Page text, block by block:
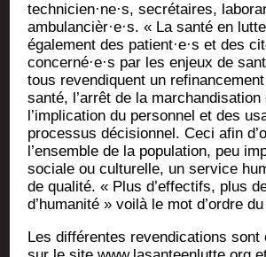
technicien·ne·s, secré­taires,
ambulancièr·e·s. « La san­té en
éga­le­ment des patient·e·s et des
concerné·e·s par les enjeux de
tous reven­diquent un
san­té, l’arrêt de la
l’implication du per­son­nel et des
pro­ces­sus déci­sion­nel. Ceci afin
l’ensemble de la popu­la­tion, peu
sociale ou cultu­relle, un ser­vice
de qua­li­té. « Plus d’effectifs, plus
d’humanité » voi­là le mot d’ordre
Les dif­fé­rentes reven­di­ca­tions sont